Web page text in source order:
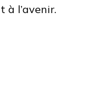
à l’avenir.